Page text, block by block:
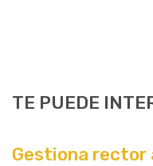
TE PUEDE
Gestiona rector